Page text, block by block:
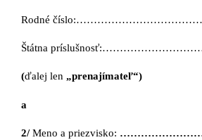
Rodné
Štátna
(ďalej len „prenajímateľ“)
a
2/Meno a priezvisko: